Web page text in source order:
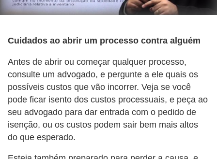
Cuidados ao abrir um processo contra alguém
Antes de abrir ou começar qualquer processo,
consulte um advogado, e pergunte a ele quais os
possíveis custos que vão incorrer. Veja se você
pode ficar isento dos custos processuais, e peça ao
seu advogado para dar entrada com o pedido de
isenção, ou os custos podem sair bem mais altos
do que esperado.
c
a
e
n
t
o
s
F